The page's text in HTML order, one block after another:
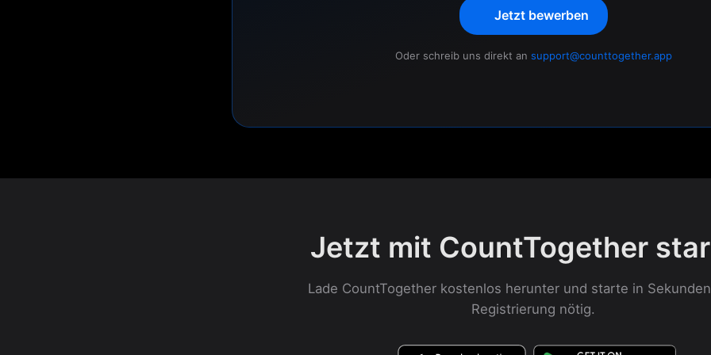
Jetzt bewerben
Oder schreib uns direkt an support@counttogether.app
Jetzt mit CountTogether
Lade CountTogether kostenlos herunter und starte in
Registrierung nötig.